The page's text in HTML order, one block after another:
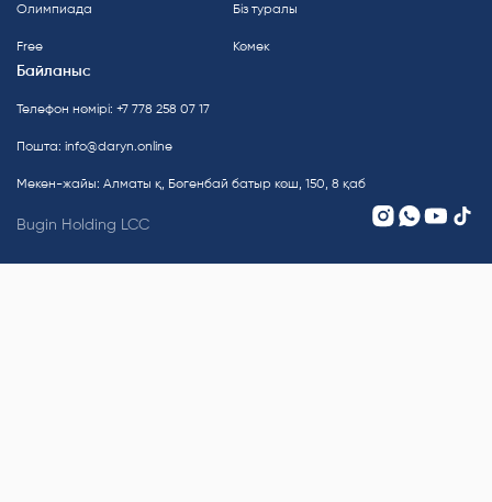
Олимпиада
Free
Біз туралы
Көмек
Байланыс
Телефон нөмірі: +7 778 258 07 17
Пошта: info@daryn.online
Мекен-жайы: Алматы қ, Бөгенбай батыр көш, 150, 8 қаб
Bugin Holding LCC